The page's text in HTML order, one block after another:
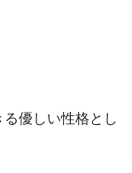
優しい性格とし